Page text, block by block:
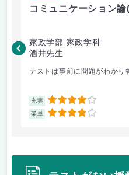
コミュニケーション論
家政学部 家政学科
酒井先生
テストは事前に問題がわかり
充実 4
楽単 4